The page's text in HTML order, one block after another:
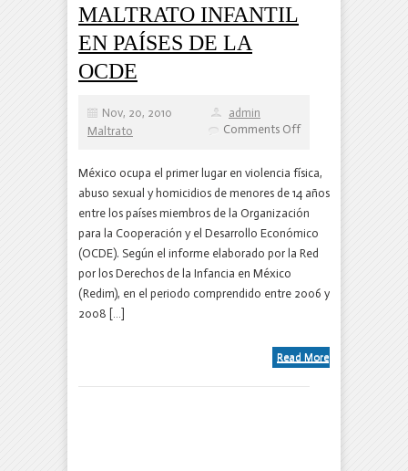
MALTRATO INFANTIL
EN PAÍSES DE LA
OCDE
Nov, 20, 2010
admin
Maltrato
Comments Offon
LUGAR
MALTRATO
INFANTIL
PAÍSES
DE
México ocupa el primer lugar en violencia física,
abuso sexual y homicidios de menores de 14 años
entre los países miembros de la Organización
para la Cooperación y el Desarrollo Económico
(OCDE). Según el informe elaborado por la Red
por los Derechos de la Infancia en México
(Redim), en el periodo comprendido entre 2006 y
2008 […]
Read More